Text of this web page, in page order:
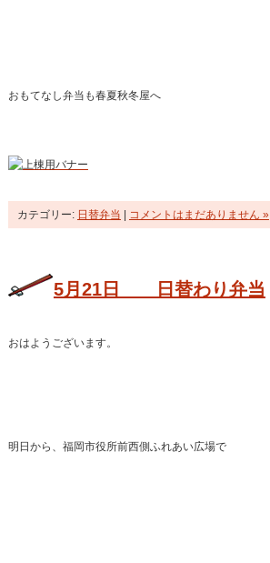
おもてなし弁当も春夏秋冬屋へ
カテゴリー: 日替弁当 コメントはまだありません »
5月21日 日替わり弁当
おはようございます。
明日から、福岡市役所前西側ふれあい広場で